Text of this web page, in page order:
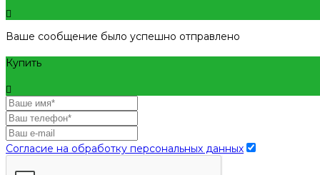
Ваше сообщение было успешно отправлено
Купить
Согласие на обработку персональных данных